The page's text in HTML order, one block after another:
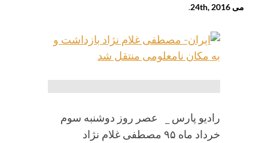
می 24th, 2016 .
رادیو پارس _ عصر روز دوشنبه سوم
خرداد ماه ۹۵ مصطفی غلام نژاد